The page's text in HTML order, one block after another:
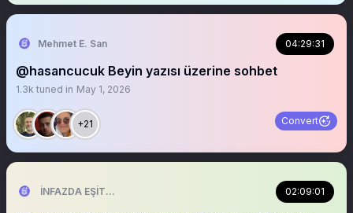
Mehmet E. San 04:29:31
@hasancucuk Beyin yazısı üzerine sohbet
1.3k tuned in May 1, 2026
+21 Convert
İNFAZDA EŞİTLİK VE ADALET PLATFORMU 02:09:01